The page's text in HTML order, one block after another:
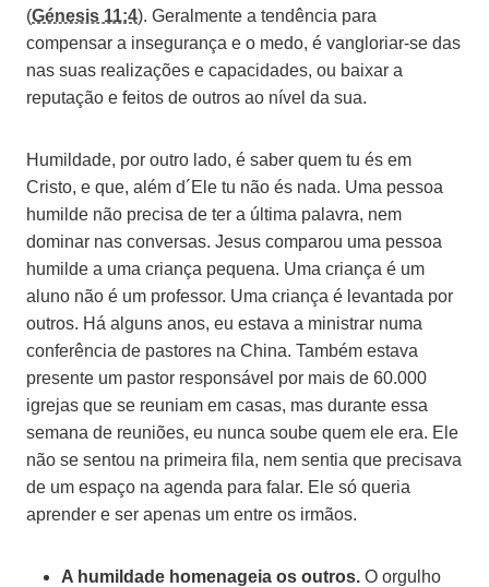
(Génesis 11:4). Geralmente a tendência para
compensar a insegurança e o medo, é vangloriar-se das
nas suas realizações e capacidades, ou baixar a
reputação e feitos de outros ao nível da sua.
Humildade, por outro lado, é saber quem tu és em
Cristo, e que, além d´Ele tu não és nada. Uma pessoa
humilde não precisa de ter a última palavra, nem
dominar nas conversas. Jesus comparou uma pessoa
humilde a uma criança pequena. Uma criança é um
aluno não é um professor. Uma criança é levantada por
outros. Há alguns anos, eu estava a ministrar numa
conferência de pastores na China. Também estava
presente um pastor responsável por mais de 60.000
igrejas que se reuniam em casas, mas durante essa
semana de reuniões, eu nunca soube quem ele era. Ele
não se sentou na primeira fila, nem sentia que precisava
de um espaço na agenda para falar. Ele só queria
aprender e ser apenas um entre os irmãos.
A humildade homenageia os outros. O orgulho